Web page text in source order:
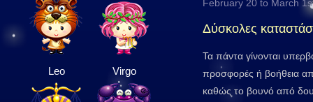
Leo Virgo
February 20 to March
Δύσκολες
Τα πάντα γίνονται
προσφορές ή βοήθεια
καθώς το βουνό από